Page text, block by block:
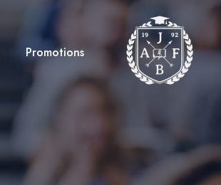
Promotions